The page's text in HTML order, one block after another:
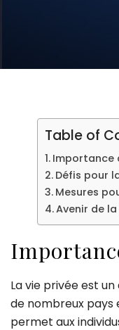
Table of
Importance
Défis pour
Mesures
Avenir de
La vie privée est
de nombreux pays
permet aux